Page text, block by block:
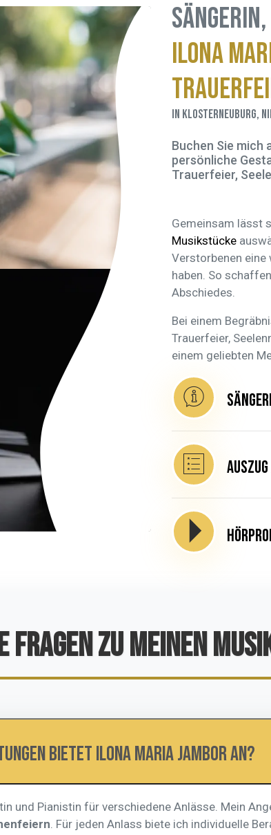
Ilona
in Klosterneuburg,
Buchen Sie mich
persönliche
Trauerfeier,
Gemeinsam lässt
Musikstücke
Verstorbenen eine
haben. So
Abschiedes.
Bei einem
Trauerfeier,
einem geliebten
FRAGEN ZU MEINEN
bietet Ilona Maria Jambor an?
und Pianistin für verschiedene Anlässe. Mein
. Für jeden Anlass biete ich individuelle